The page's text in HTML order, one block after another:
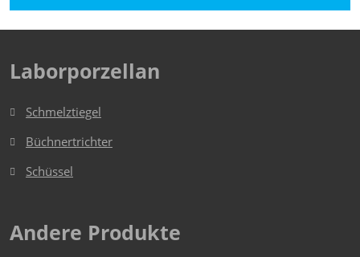
Formular
nicht
gesendet
Laborporzellan
Schmelztiegel
Büchnertrichter
Schüssel
Andere Produkte